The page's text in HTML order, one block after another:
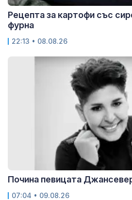
Рецепта за картофи със
фурна
22:13 • 08.08.26
Почина певицата
07:04 • 09.08.26